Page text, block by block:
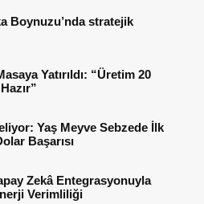
Boynuzu’nda stratejik
Yatırıldı: “Üretim 20
Yaş Meyve Sebzede İlk
Başarısı
Zekâ Entegrasyonuyla
Verimliliği